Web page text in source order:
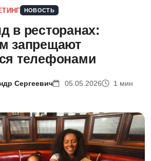
НОВОСТЬ
в ресторанах:
запрещают
телефонами
Сергеевич 05.05.2026
1 мин